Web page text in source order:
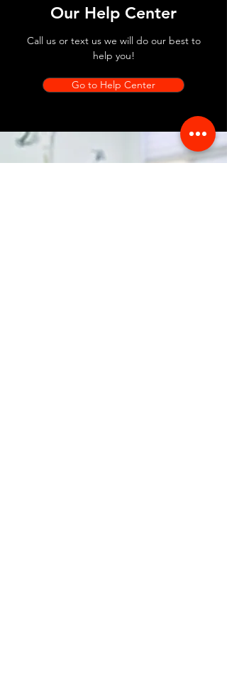
Our Help Center
Call us or text us we will do our best to
help you!
Go to Help Center